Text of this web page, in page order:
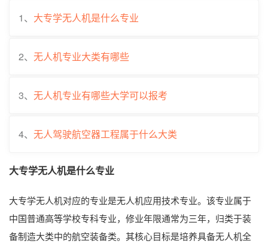
1、 大专学无人机是什么专业
2、 无人机专业大类有哪些
3、 无人机专业有哪些大学可以报考
4、 无人驾驶航空器工程属于什么大类
大专学无人机是什么专业
大专学无人机对应的专业是无人机应用技术专业。该专业属于
中国普通高等学校专科专业，修业年限通常为三年，归类于装
备制造大类中的航空装备类。其核心目标是培养具备无人机全